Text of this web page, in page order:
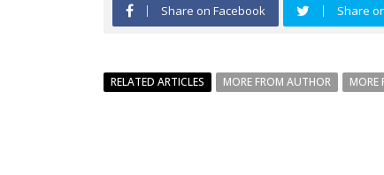
Share on Facebook Share
RELATED ARTICLES MORE FROM AUTHOR MORE